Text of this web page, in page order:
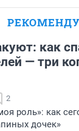
как
— три
2
роль»: как
дочек»